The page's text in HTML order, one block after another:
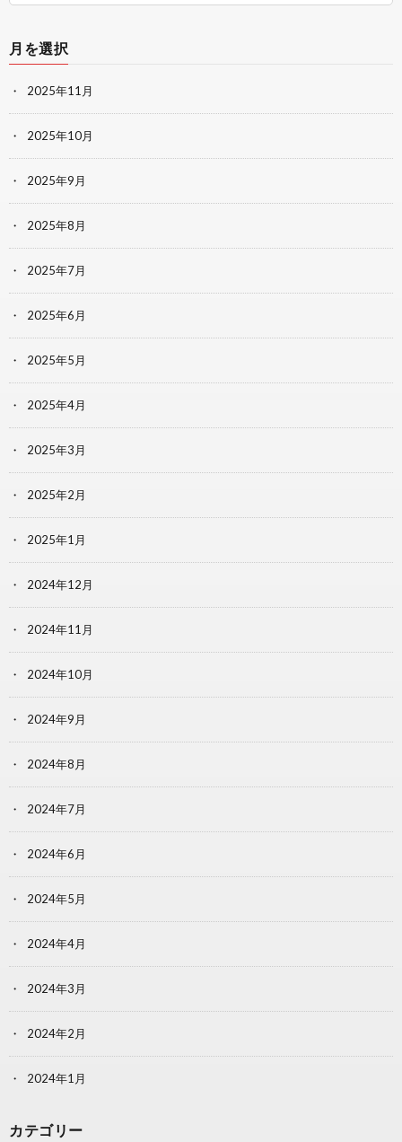
月を選択
2025年11月
2025年10月
2025年9月
2025年8月
2025年7月
2025年6月
2025年5月
2025年4月
2025年3月
2025年2月
2025年1月
2024年12月
2024年11月
2024年10月
2024年9月
2024年8月
2024年7月
2024年6月
2024年5月
2024年4月
2024年3月
2024年2月
2024年1月
カテゴリー